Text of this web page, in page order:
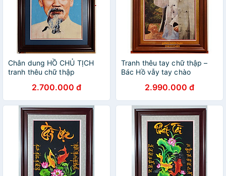
Chân dung HỒ CHỦ TỊCH
tranh thêu chữ thập
2.700.000 đ
Tranh thêu tay chữ thập –
Bác Hồ vẫy tay chào
2.990.000 đ